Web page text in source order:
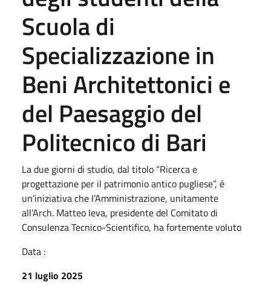
Scuola di
Specializzazione in
Beni Architettonici e
del Paesaggio del
Politecnico di Bari
La due giorni di studio, dal titolo “Ricerca e
progettazione per il patrimonio antico pugliese”, é
un’iniziativa che l’Amministrazione, unitamente
all’Arch. Matteo Ieva, presidente del Comitato di
Consulenza Tecnico-Scientifico, ha fortemente voluto
Data :
21 luglio 2025